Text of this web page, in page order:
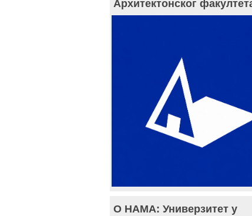
Архитектонског
О НАМА: Универзитет у